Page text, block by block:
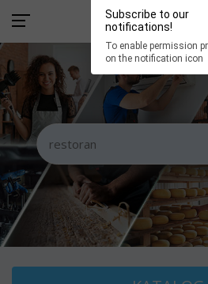
Subscribe to our
notifications!
To enable permission
on the notification icon